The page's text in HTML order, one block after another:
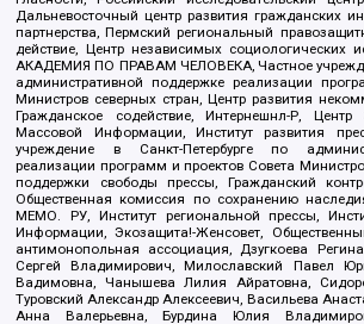
Дальневосточный центр развития гражданских
партнерства, Пермский региональный
действие, Центр независимых социологических
АКАДЕМИЯ ПО ПРАВАМ ЧЕЛОВЕКА, Частное
административной поддержке реализации
Министров северных стран, Центр развития
Гражданское содействие, Интернешнл-Р,
Массовой Информации, Институт развития
учреждение в Санкт-Петербурге по
реализации программ и проектов Совета
поддержки свободы прессы, Гражданский
Общественная комиссия по сохранению
МЕМО. РУ, Институт региональной прессы,
Информации, Экозащита!-Женсовет,
антимонопольная ассоциация, Дзугкоева
Сергей Владимирович, Милославский Павел
Вадимовна, Чанышева Лилия Айратовна,
Туровский Александр Алексеевич, Васильева
Анна Валерьевна, Бурдина Юлия